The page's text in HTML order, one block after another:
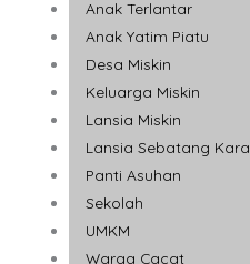
Anak Terlantar
Anak Yatim Piatu
Desa Miskin
Keluarga Miskin
Lansia Miskin
Lansia Sebatang Kara
Panti Asuhan
Sekolah
UMKM
Warga Cacat